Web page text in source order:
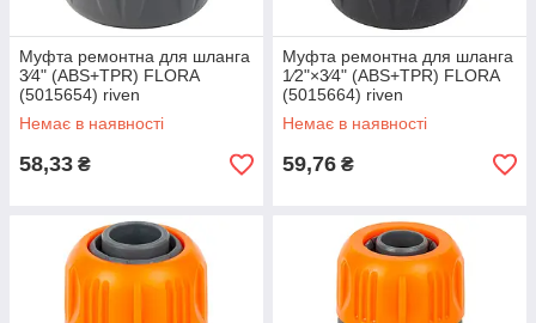
Муфта ремонтна для шланга
3⁄4" (ABS+TPR) FLORA
(5015654) riven
Немає в наявності
58,33 ₴
Муфта ремонтна для шланга
1⁄2"×3⁄4" (ABS+TPR) FLORA
(5015664) riven
Немає в наявності
59,76 ₴